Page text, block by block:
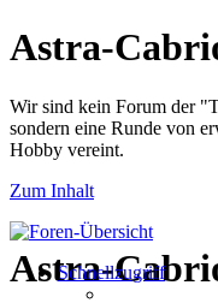
Astra-
Wir sind kein Forum der
sondern eine Runde von
Hobby vereint.
Zum Inhalt
Astra-
Schnellzugriff